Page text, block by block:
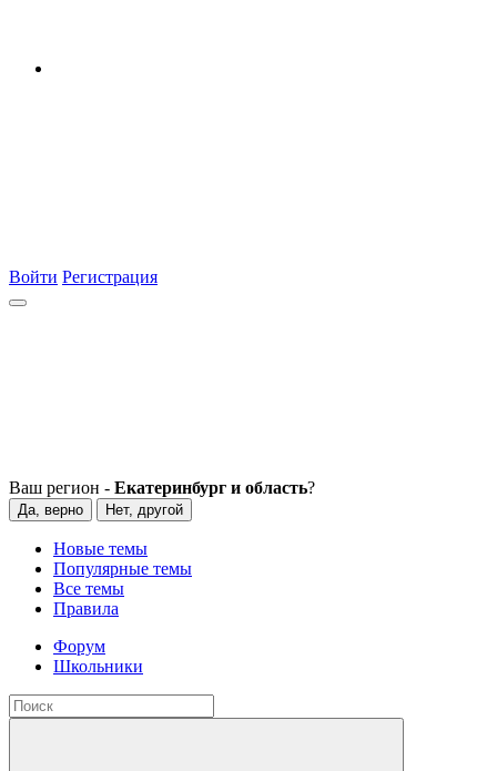
Войти Регистрация
Ваш регион - Екатеринбург и область?
Да, верно Нет, другой
Новые темы
Популярные темы
Все темы
Правила
Форум
Школьники